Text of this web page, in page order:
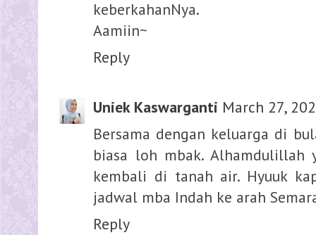
keberkahanNya.
Aamiin~
Reply
Uniek Kaswarganti March 27,
Bersama dengan keluarga di
biasa loh mbak. Alhamdulillah
kembali di tanah air. Hyuuk
jadwal mba Indah ke arah
Reply